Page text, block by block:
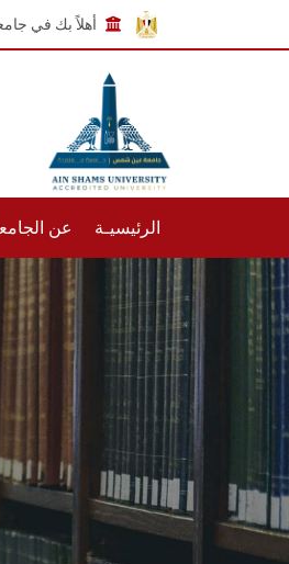
أهلاً بك في
الرئيسيـة عن